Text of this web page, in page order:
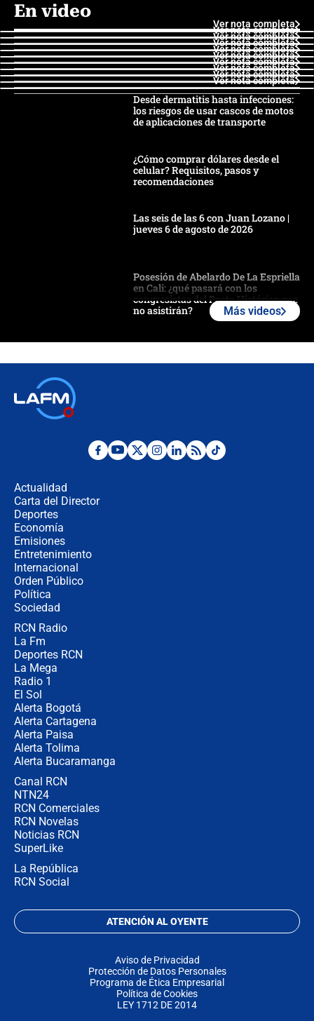
En video
Ver nota completa
Ver nota completa
Ver nota completa
Ver nota completa
Ver nota completa
Ver nota completa
Ver nota completa
Ver nota completa
Ver nota completa
Ver nota completa
Desde dermatitis hasta infecciones:
los riesgos de usar cascos de motos
de aplicaciones de transporte
¿Cómo comprar dólares desde el
celular? Requisitos, pasos y
recomendaciones
Las seis de las 6 con Juan Lozano |
jueves 6 de agosto de 2026
Posesión de Abelardo De La Espriella
en Cali: ¿qué pasará con los
congresistas del Pacto Histórico que
no asistirán?
¿Por qué De la Espriella gobernará
Más videos
Actualidad
Carta del Director
Deportes
Economía
Emisiones
Entretenimiento
Internacional
Orden Público
Política
Sociedad
RCN Radio
La Fm
Deportes RCN
La Mega
Radio 1
El Sol
Alerta Bogotá
Alerta Cartagena
Alerta Paisa
Alerta Tolima
Alerta Bucaramanga
Canal RCN
NTN24
RCN Comerciales
RCN Novelas
Noticias RCN
SuperLike
La República
RCN Social
ATENCIÓN AL OYENTE
Aviso de Privacidad
Protección de Datos Personales
Programa de Ética Empresarial
Política de Cookies
LEY 1712 DE 2014